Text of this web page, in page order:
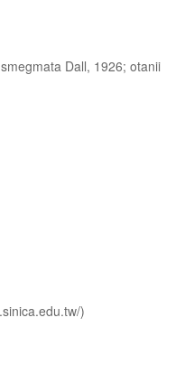
Dall, 1926; otanii
)